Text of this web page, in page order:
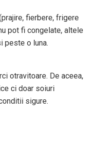
fierbere, frigere
pot fi congelate, altele
peste o luna.
otravitoare. De aceea,
ci doar soiuri
sigure.